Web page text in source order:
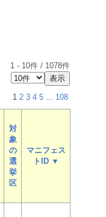
1 - 10件 / 1078件
1 2 3 4 5 ... 108
対
象
の
選
挙
区
マニフェス
トID ▼